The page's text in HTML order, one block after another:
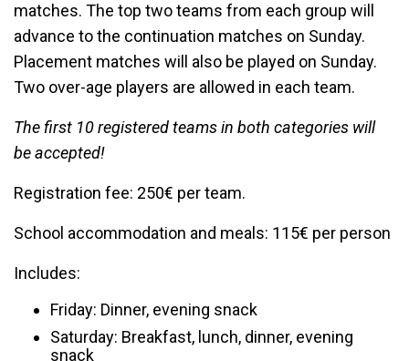
matches. The top two teams from each group will
advance to the continuation matches on Sunday.
Placement matches will also be played on Sunday.
Two over-age players are allowed in each team.
The first 10 registered teams in both categories will
be accepted!
Registration fee: 250€ per team.
School accommodation and meals: 115€ per person
Includes:
Friday: Dinner, evening snack
Saturday: Breakfast, lunch, dinner, evening
snack